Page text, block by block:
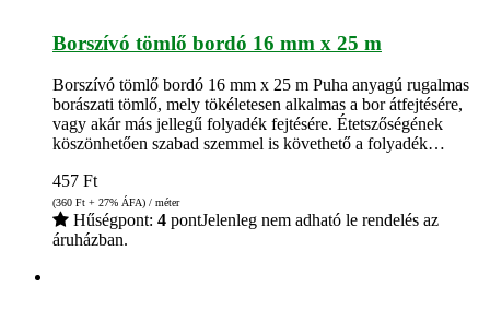
Borszívó tömlő bordó 16 mm x 25 m
Borszívó tömlő bordó 16 mm x 25 m Puha anyagú rugalmas
borászati tömlő, mely tökéletesen alkalmas a bor átfejtésére,
vagy akár más jellegű folyadék fejtésére. Étetszőségének
köszönhetően szabad szemmel is követhető a folyadék…
457 Ft
(360 Ft + 27% ÁFA) / méter
Hűségpont: 4 pontJelenleg nem adható le rendelés az
áruházban.